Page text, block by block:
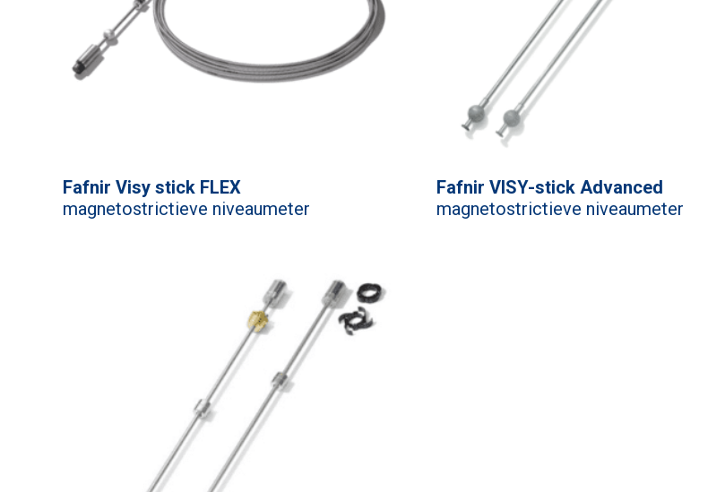
Fafnir Visy stick FLEX
magnetostrictieve niveaumeter
Fafnir VISY-stick Advanced
magnetostrictieve niveaumeter